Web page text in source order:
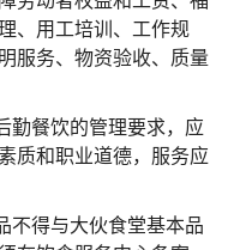
、用工培训、工作规
服务、物资验收、质量
勤餐饮的管理要求，应
质和职业道德，服务应
不得与大伙食堂基本品